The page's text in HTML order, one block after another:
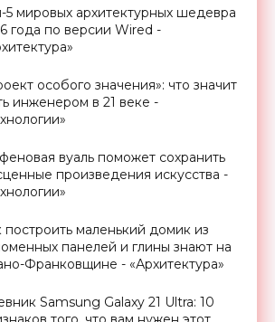
5 мировых архитектурных шедевра
года по версии Wired -
особого значения»: что значит
инженером в 21 веке -
вуаль поможет сохранить
произведения искусства -
построить маленький домик из
панелей и глины знают на
Франковщине - «Архитектура»
Samsung Galaxy 21 Ultra: 10